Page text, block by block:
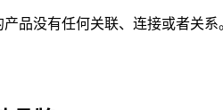
产品没有任何关联、连接或者关